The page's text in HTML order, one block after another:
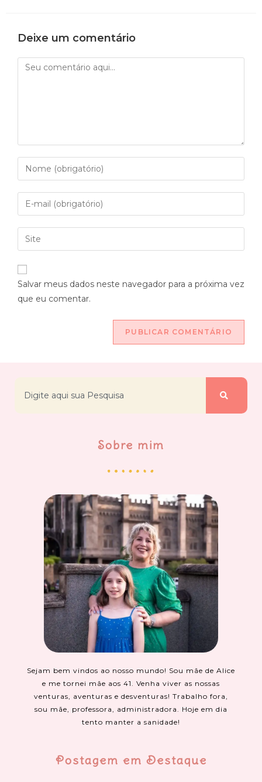
Deixe um comentário
Salvar meus dados neste navegador para a próxima vez
que eu comentar.
Sobre mim
Sejam bem vindos ao nosso mundo! Sou mãe de Alice
e me tornei mãe aos 41. Venha viver as nossas
venturas, aventuras e desventuras! Trabalho fora,
sou mãe, professora, administradora. Hoje em dia
tento manter a sanidade!
Postagem em Destaque